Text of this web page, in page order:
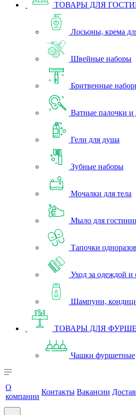
ТОВАРЫ ДЛЯ
Лосьоны, крема
Швейные наборы
Бритвенные
Ватные палочки и
Гели для душа
Зубные наборы
Мочалки для тела
Мыло для
Тапочки
Уход за одеждой и
Шампуни,
ТОВАРЫ ДЛЯ
Чашки фуршетные
О
компании
Контакты Вакансии